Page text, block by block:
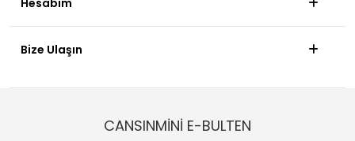
Hesabım
Bize Ulaşın
CANSINMİNİ E-BULTEN